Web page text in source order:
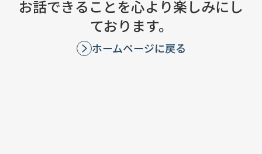
お話できることを心より楽しみにし
ております。
ホームページに戻る